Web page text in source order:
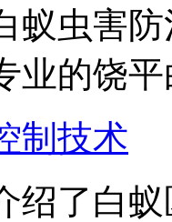
蚁虫害
业的饶
制技术
绍了白